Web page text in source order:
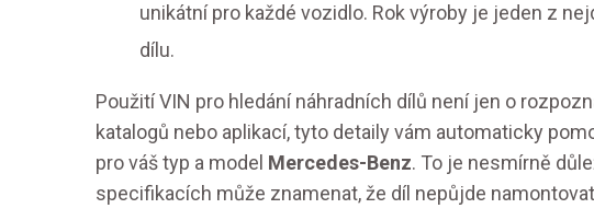
unikátní pro každé vozidlo. Rok výroby je jeden z
dílu.
Použití VIN pro hledání náhradních dílů není jen o
katalogů nebo aplikací, tyto detaily vám automaticky
pro váš typ a model Mercedes-Benz. To je nesmírně
specifikacích může znamenat, že díl nepůjde